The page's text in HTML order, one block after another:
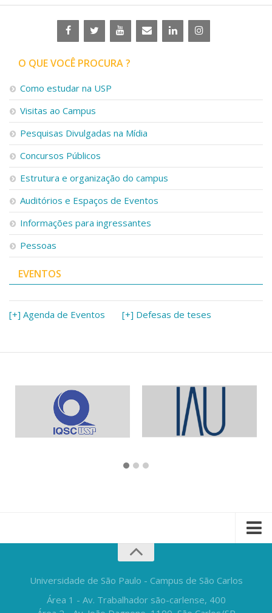
O QUE VOCÊ PROCURA ?
Como estudar na USP
Visitas ao Campus
Pesquisas Divulgadas na Mídia
Concursos Públicos
Estrutura e organização do campus
Auditórios e Espaços de Eventos
Informações para ingressantes
Pessoas
EVENTOS
[+] Agenda de Eventos [+] Defesas de teses
Universidade de São Paulo - Campus de São Carlos
Área 1 - Av. Trabalhador são-carlense, 400